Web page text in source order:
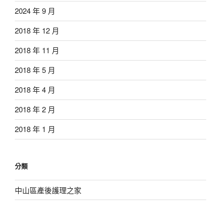
2024 年 9 月
2018 年 12 月
2018 年 11 月
2018 年 5 月
2018 年 4 月
2018 年 2 月
2018 年 1 月
分類
中山區產後護理之家